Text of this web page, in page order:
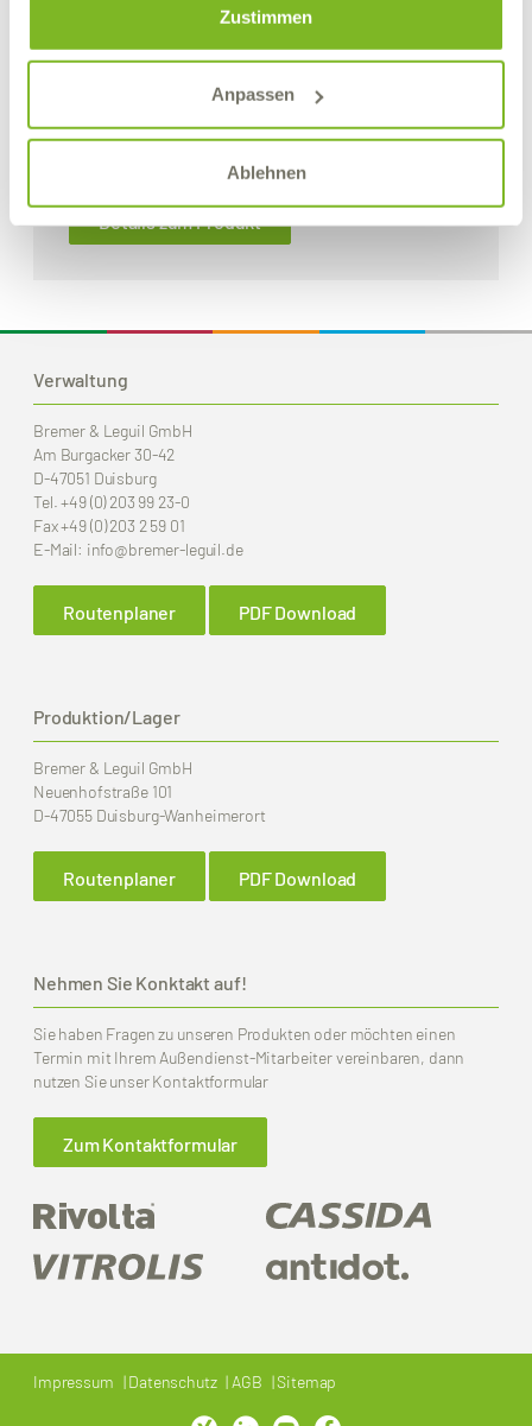
Zustimmen
Anpassen
Ablehnen
Details zum Produkt
Verwaltung
Bremer & Leguil GmbH
Am Burgacker 30-42
D-47051 Duisburg
Tel.+49 (0) 203 99 23-0
Fax+49 (0) 203 2 59 01
E-Mail: info@bremer-leguil.de
Routenplaner PDF Download
Produktion/Lager
Bremer & Leguil GmbH
Neuenhofstraße 101
D-47055 Duisburg-Wanheimerort
Routenplaner PDF Download
Nehmen Sie Konktakt auf!
Sie haben Fragen zu unseren Produkten oder möchten einen
Termin mit Ihrem Außendienst-Mitarbeiter vereinbaren, dann
nutzen Sie unser Kontaktformular
Zum Kontaktformular
Impressum Datenschutz AGB Sitemap